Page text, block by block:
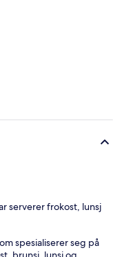
serverer frokost, lunsj
spesialiserer seg på